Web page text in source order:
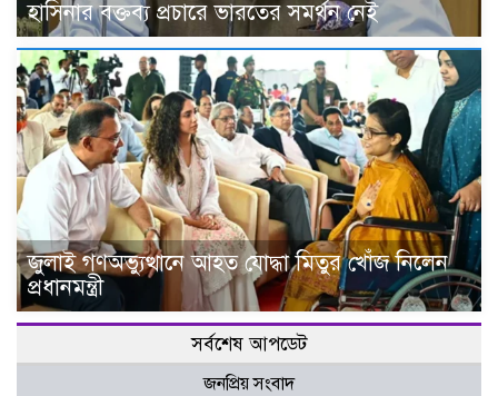
হাসিনার বক্তব্য প্রচারে ভারতের সমর্থন নেই
জুলাই গণঅভ্যুত্থানে আহত যোদ্ধা মিতুর খোঁজ নিলেন
প্রধানমন্ত্রী
সর্বশেষ আপডেট
জনপ্রিয় সংবাদ